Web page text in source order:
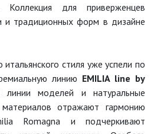
Коллекция для приверженцев
и традиционных форм в дизайне
стиля уже успели по
линию EMILIA line by
моделей и натуральные
отражают гармонию
Romagna и подчеркивают